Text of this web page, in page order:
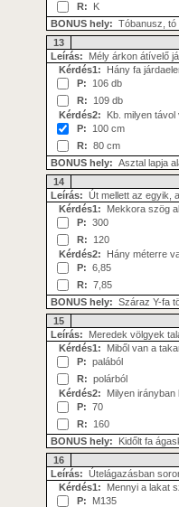
R: K
BONUS hely: Tóbanusz, tó
13
Leírás: Mély árkon átívelő
Kérdés1: Hány fa
P: 106 db
R: 109 db
Kérdés2: Kb. milyen
P: 100 cm
R: 80 cm
BONUS hely: Asztal lapja
14
Leírás: Út mellett az egyik,
Kérdés1: Mekkora szög
P: 300
R: 120
Kérdés2: Hány méterre
P: 6,85
R: 7,85
BONUS hely: Száraz Y-fa
15
Leírás: Meredek völgyek
Kérdés1: Miből van a
P: palából
R: polárból
Kérdés2: Milyen irányban
P: 70
R: 160
BONUS hely: Kidőlt fa
16
Leírás: Útelágazásban
Kérdés1: Mennyi a lakat
P: M135